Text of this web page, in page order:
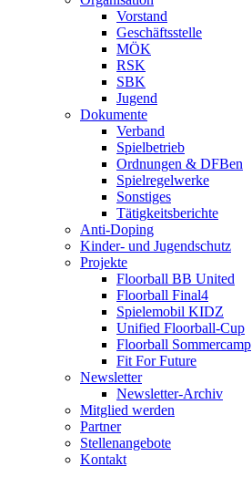
Vorstand
Geschäftsstelle
MÖK
RSK
SBK
Jugend
Dokumente
Verband
Spielbetrieb
Ordnungen & DFBen
Spielregelwerke
Sonstiges
Tätigkeitsberichte
Anti-Doping
Kinder- und Jugendschutz
Projekte
Floorball BB United
Floorball Final4
Spielemobil KIDZ
Unified Floorball-Cup
Floorball Sommercamp
Fit For Future
Newsletter
Newsletter-Archiv
Mitglied werden
Partner
Stellenangebote
Kontakt